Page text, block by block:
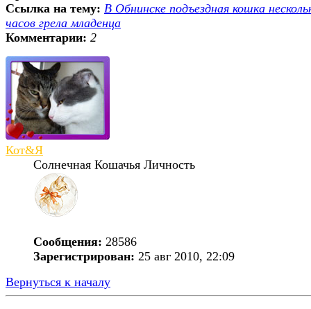
Ссылка на тему: В Обнинске подъездная кошка
часов грела младенца
Комментарии: 2
Кот&Я
Солнечная Кошачья Личность
Сообщения: 28586
Зарегистрирован: 25 авг 2010, 22:09
Вернуться к началу